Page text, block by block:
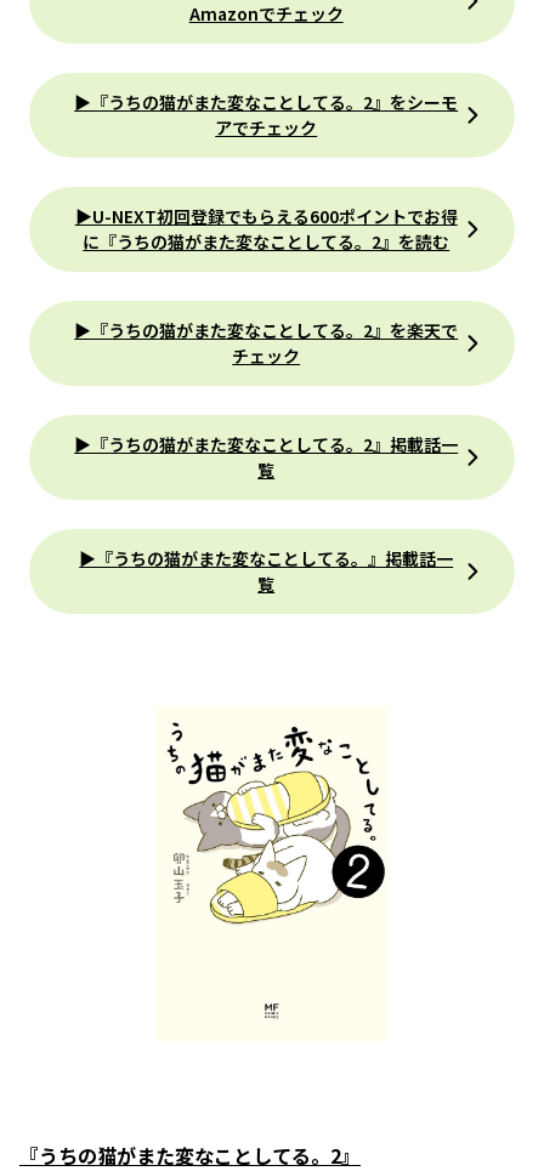
Amazonでチェック
▶『うちの猫がまた変なことしてる。2』をシーモ
アでチェック
▶U-NEXT初回登録でもらえる600ポイントでお得
に『うちの猫がまた変なことしてる。2』を読む
▶『うちの猫がまた変なことしてる。2』を楽天で
チェック
▶『うちの猫がまた変なことしてる。2』掲載話一
覧
▶『うちの猫がまた変なことしてる。』掲載話一
覧
『うちの猫がまた変なことしてる。2』